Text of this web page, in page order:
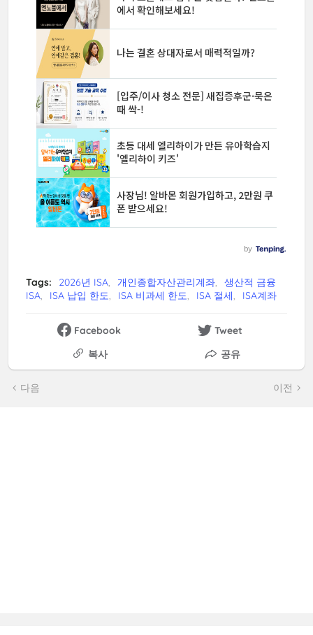
Tags: 2026년 ISA 개인종합자산관리계좌
생산적 금융
ISA
ISA 납입 한도 ISA 비과세 한도 ISA 절세 ISA계좌
Facebook
Tweet
복사
공유
다음 이전